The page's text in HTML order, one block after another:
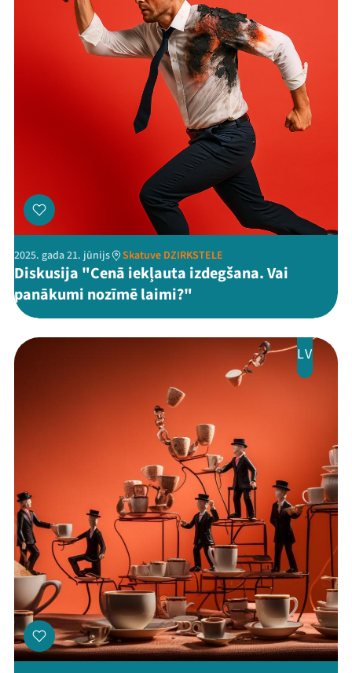
Festivāls
Programma
Arhīvs
Viņi bija LAMPĀ 2026
Jaunumi
Ziedo
Veikals
Kontakti
FacebookYoutube
X Instagram TikTok
2025. gada 21. jūnijs Skatuve DZIRKSTELE
Diskusija "Cenā iekļauta izdegšana. Vai
panākumi nozīmē laimi?"
LV